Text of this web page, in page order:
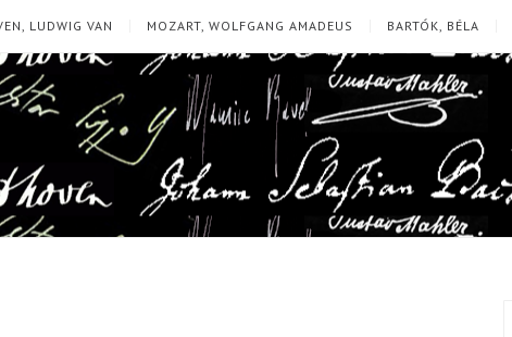
LUDWIG VAN MOZART, WOLFGANG AMADEUS BARTÓK, BÉLA